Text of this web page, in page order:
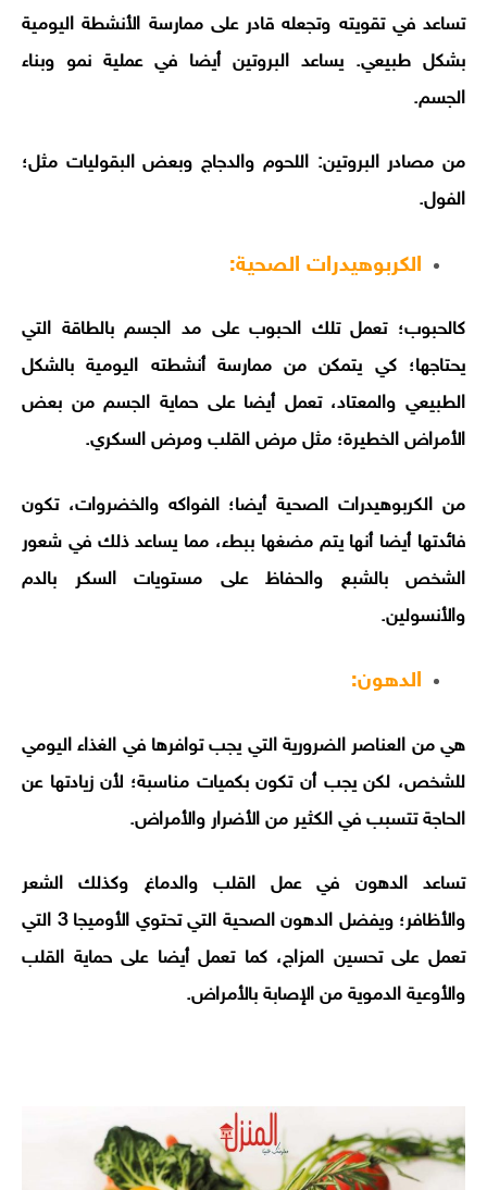
تساعد في تقويته وتجعله قادر على ممارسة الأنشطة اليومية
بشكل طبيعي. يساعد البروتين أيضا في عملية نمو وبناء
الجسم.
من مصادر البروتين: اللحوم والدجاج وبعض البقوليات مثل؛
الفول.
الكربوهيدرات الصحية:
كالحبوب؛ تعمل تلك الحبوب على مد الجسم بالطاقة التي
يحتاجها؛ كي يتمكن من ممارسة أنشطته اليومية بالشكل
الطبيعي والمعتاد، تعمل أيضا على حماية الجسم من بعض
الأمراض الخطيرة؛ مثل مرض القلب ومرض السكري.
من الكربوهيدرات الصحية أيضا؛ الفواكه والخضروات، تكون
فائدتها أيضا أنها يتم مضغها ببطء، مما يساعد ذلك في شعور
الشخص بالشبع والحفاظ على مستويات السكر بالدم
والأنسولين.
الدهون:
هي من العناصر الضرورية التي يجب توافرها في الغذاء اليومي
للشخص، لكن يجب أن تكون بكميات مناسبة؛ لأن زيادتها عن
الحاجة تتسبب في الكثير من الأضرار والأمراض.
تساعد الدهون في عمل القلب والدماغ وكذلك الشعر
والأظافر؛ ويفضل الدهون الصحية التي تحتوي الأوميجا 3 التي
تعمل على تحسين المزاج، كما تعمل أيضا على حماية القلب
والأوعية الدموية من الإصابة بالأمراض.